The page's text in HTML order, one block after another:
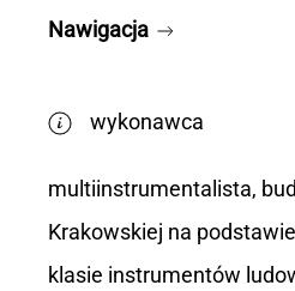
Nawigacja
wykonawca
multiinstrumentalista,
Krakowskiej na
klasie instrumentów